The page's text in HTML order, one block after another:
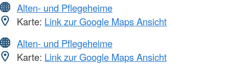
Alten- und Pflegeheime
Karte: Link zur Google Maps Ansicht
Alten- und Pflegeheime
Karte: Link zur Google Maps Ansicht